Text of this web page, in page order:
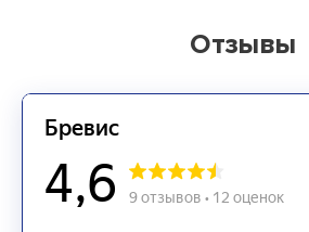
Отзывы